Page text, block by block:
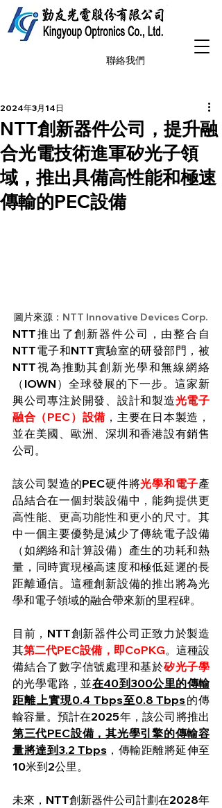
聯絡我們
NTT創新器件公司，提升融
合光電技術進軍矽光子領
域，推出具備高性能和極速
傳輸的PEC設備
2024年3月14日
圖片來源： NTT Innovative Devices Corp.
NTT推出了創新器件公司，由整合自
NTT電子和NTT實驗室的研發部門，被
NTT視為推動其創新光學和無線網絡
（IOWN）全球發展的下一步。這家新
興公司專注於開發、設計和製造光電子
融合（PEC）設備 ，主要在日本製造，
並在美國、歐洲、深圳和香港設有銷售
公司。
該公司製造的PEC硬件將光學和電子產
品結合在一個封裝設備中， 能夠提供更
高性能、更高功能性和更小的尺寸。 其
中一個主要優勢是減少了傳統電子設備
（如網絡和計算設備）產生的功耗和熱
量，同時實現極高速度和極低延遲的長
距離通信。這種創新設備的推出將為光
學和電子領域的融合帶來新的里程碑。
目前，NTT創新器件公司正致力於製造
其第二代PEC設備，即CoPKG。這種設
備結合了數字信號處理和基於矽光子學
的光學電路，並在40到300公里的傳輸
距離上實現0.4 Tbps至0.8 Tbps的傳
輸容量。預計在2025年，該公司將推出
第三代PEC設備，其光學引擎的傳輸容
量將達到3.2 Tbps，傳輸距離將延伸至
10米到2公里。
未來，NTT創新器件公司計劃在2028年